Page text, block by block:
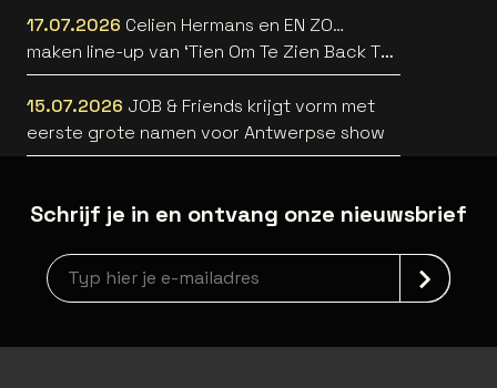
17.07.2026 Celien Hermans en EN ZO…
maken line-up van ‘Tien Om Te Zien Back To
The 90’s’ nog straffer
15.07.2026 JOB & Friends krijgt vorm met
eerste grote namen voor Antwerpse show
Schrijf je in en ontvang onze nieuwsbrief
Nieuwsbrief aanmelding